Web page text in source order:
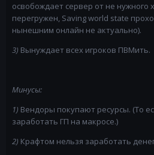
освобождает сервер от не нужного
перегружен, Saving world state
нынешним онлайн не актуально).
3) Вынуждает всех игроков ПВМить.
Минусы:
1) Вендоры покупают ресурсы. (То
заработать ГП на макросе.)
2) Крафтом нельзя заработать